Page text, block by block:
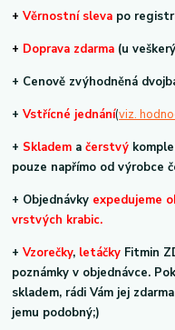
+ Věrnostní sleva po
+ Doprava zdarma (u
+ Cenově zvýhodněná
+Vstřícné jednání(viz.
+ Skladem ačerstvý
pouze napřímo od výrobce
+ Objednávky expedujeme
vrstvých krabic.
+Vzorečky, letáčky Fitmin
poznámky v objednávce.
skladem, rádi Vám jej
jemu podobný;)